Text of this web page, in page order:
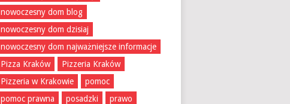
nowoczesny dom blog
nowoczesny dom dzisiaj
nowoczesny dom najważniejsze informacje
Pizza Kraków
Pizzeria Kraków
Pizzeria w Krakowie
pomoc
pomoc prawna
posadzki
prawo